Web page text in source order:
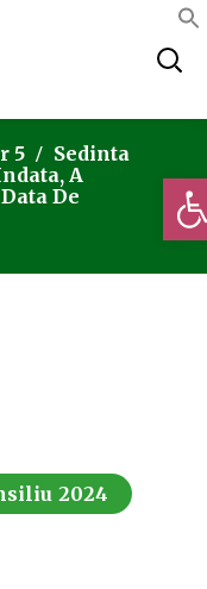
5
Sedinta
A
De
2024